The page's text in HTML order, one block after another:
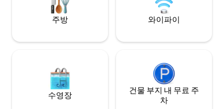
주방 와이파이
수영장
건물 부지 내 무료 주
차